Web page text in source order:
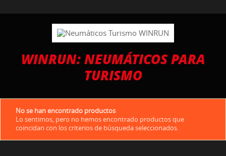
WINRUN: NEUMÁTICOS PARA
TURISMO
No se han encontrado productos
Lo sentimos, pero no hemos encontrado productos que
coincidan con los criterios de búsqueda seleccionados.